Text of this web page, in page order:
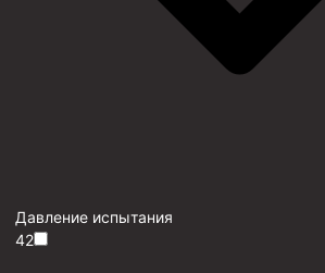
Давление испытания
42